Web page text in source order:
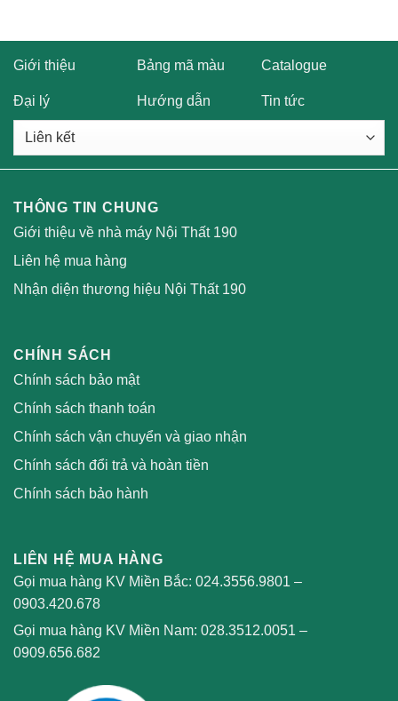
Giới thiệu Bảng mã màu Catalogue
Đại lý Hướng dẫn Tin tức
THÔNG TIN CHUNG
Giới thiệu về nhà máy Nội Thất 190
Liên hệ mua hàng
Nhận diện thương hiệu Nội Thất 190
CHÍNH SÁCH
Chính sách bảo mật
Chính sách thanh toán
Chính sách vận chuyển và giao nhận
Chính sách đổi trả và hoàn tiền
Chính sách bảo hành
LIÊN HỆ MUA HÀNG
Gọi mua hàng KV Miền Bắc: 024.3556.9801 –
0903.420.678
Gọi mua hàng KV Miền Nam: 028.3512.0051 –
0909.656.682